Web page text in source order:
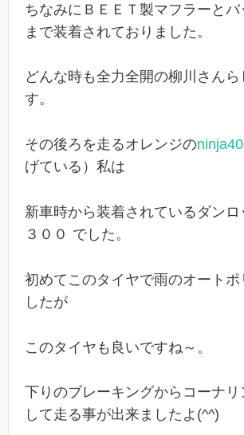
ちなみにＢＥＥＴ製マフラーと
まで装着されておりました。
どんな時も全力全開の柳川さん
す。
その後ろを走るオレンジの
げている）私は
新車時から装着されているダンロ
３００ でした。
初めてこのタイヤで雨のオートポ
したが
このタイヤも良いですね～。
下りのブレーキングからコーナ
して走る事が出来ましたよ(^^)